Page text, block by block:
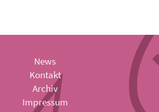
News
Kontakt
Archiv
Impressum